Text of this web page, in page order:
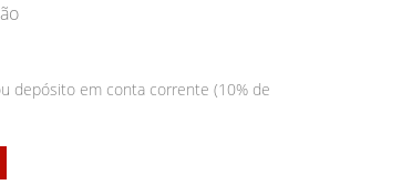
depósito em conta corrente (10% de